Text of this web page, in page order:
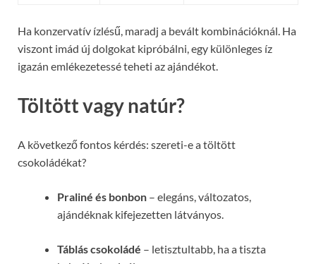
Ha konzervatív ízlésű, maradj a bevált kombinációknál. Ha
viszont imád új dolgokat kipróbálni, egy különleges íz
igazán emlékezetessé teheti az ajándékot.
Töltött vagy natúr?
A következő fontos kérdés: szereti-e a töltött
csokoládékat?
Praliné és bonbon – elegáns, változatos,
ajándéknak kifejezetten látványos.
Táblás csokoládé – letisztultabb, ha a tiszta